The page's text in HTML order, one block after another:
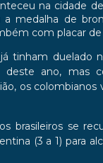
na cidade
a medalha de
com placar de
tinham duelado
deste ano, mas
os
brasileiros se
(3 a 1) para